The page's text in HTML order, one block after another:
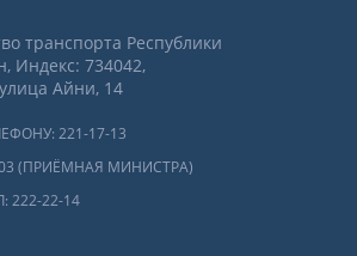
транспорта Республики
Индекс: 734042,
Айни, 14
221-17-13
(ПРИЁМНАЯ МИНИСТРА)
222-22-14